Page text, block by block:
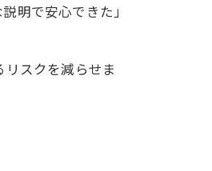
明で安心できた」
スクを減らせま